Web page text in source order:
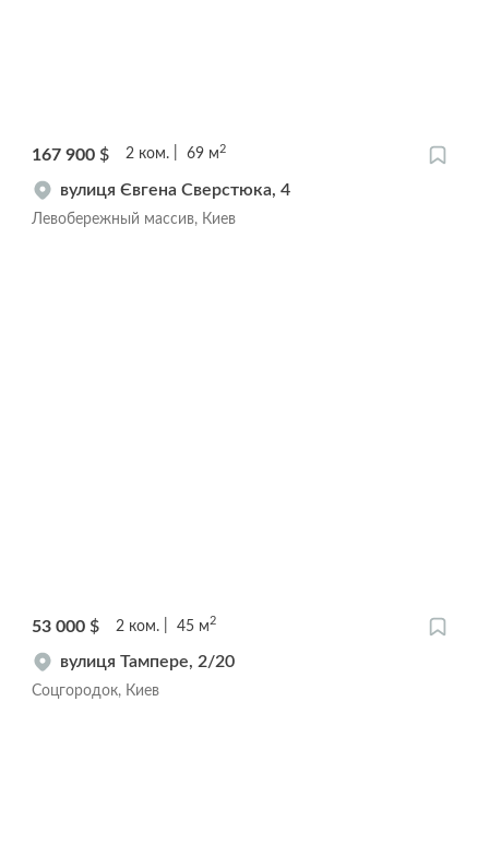
167 900 $ 2 ком. 69 м 2
вулиця Євгена Сверстюка, 4
Левобережный массив, Киев
53 000 $ 2 ком. 45 м2
вулиця Тампере, 2/20
Соцгородок, Киев